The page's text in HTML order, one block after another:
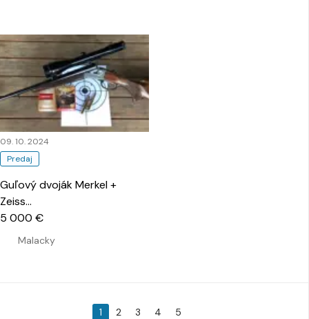
Predaj
09. 10. 2024
Guľový dvoják Merkel +
Zeiss…
Malacky
5 000 €
1 2 3 4 5